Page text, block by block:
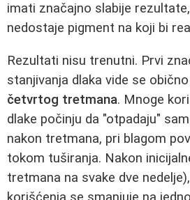
imati značajno slabije
nedostaje pigment na koji bi
Rezultati nisu trenutni. Prvi
stanjivanja dlaka vide se
četvrtog tretmana. Mnoge
dlake počinju da "otpadaju"
nakon tretmana, pri blagom
tokom tuširanja. Nakon
tretmana na svake dve